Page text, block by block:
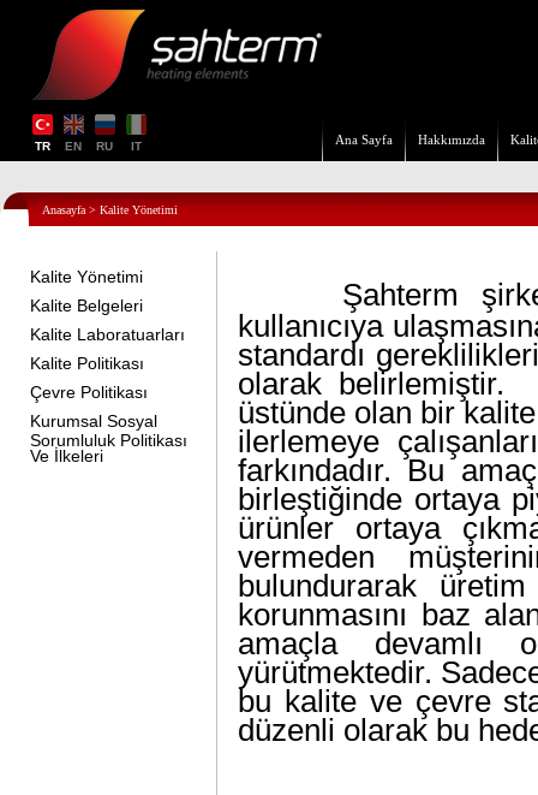
TR EN RU IT Ana Sayfa Hakkımızda
Anasayfa > Kalite Yönetimi
Kalite Yönetimi
Kalite Belgeleri
Kalite Laboratuarları
Kalite Politikası
Çevre Politikası
Kurumsal Sosyal
Sorumluluk Politikası
Ve İlkeleri
Şahterm
kullanıcıya
standardı
olarak belirlemiştir.
üstünde olan bir
ilerlemeye
farkındadır. Bu
birleştiğinde ortaya
ürünler ortaya
vermeden
bulundurarak
korunmasını baz
amaçla devamlı
yürütmektedir.
bu kalite ve çevre
düzenli olarak bu